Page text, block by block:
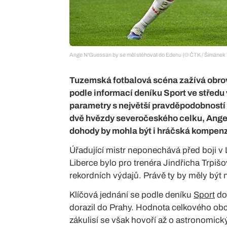
Ange N'Guessan by se měl stěhovat do Edenu (© ČTK / Šimánek
Tuzemská fotbalová scéna zažívá
podle informací deníku Sport ve
parametry s největší
dvě hvězdy severočeského celku,
dohody by mohla být i hráčská
Úřadující mistr neponechává před boji
Liberce bylo pro trenéra Jindřicha
rekordních výdajů. Právě ty by měly být
Klíčová jednání se podle deníku Sport
dorazil do Prahy. Hodnota celkového
zákulisí se však hovoří až o